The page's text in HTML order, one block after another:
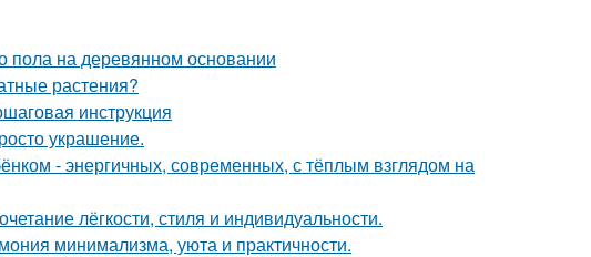
пола на деревянном основании
растения?
инструкция
украшение.
- энергичных, современных, с тёплым взглядом на
лёгкости, стиля и индивидуальности.
минимализма, уюта и практичности.